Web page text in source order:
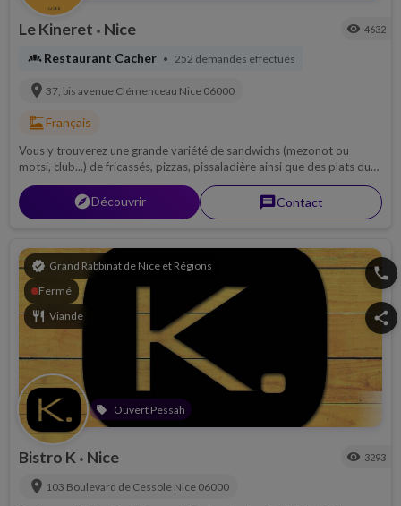
Le Kineret • Nice visibility 4632
bakery_diningRestaurant Cacher • 252 demandes effectués
location_on 37, bis avenue Clémenceau Nice 06000
dinner_diningFrançais
Vous y trouverez une grande variété de sandwichs (mezonot ou
motsi, club...) de fricassés, pizzas, pissaladière ainsi que des plats du
jour chauds.
explorerDécouvrir messageContact
verified Grand Rabbinat de Nice et Régions
Fermé
restaurant Viande
local_offer Ouvert Pessah
phone
share
Bistro K • Nice visibility 3293
location_on 103 Boulevard de Cessole Nice 06000